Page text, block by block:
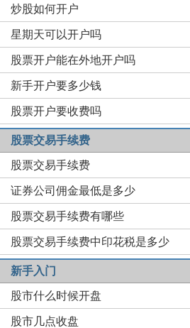
炒股如何开户
星期天可以开户吗
股票开户能在外地开户吗
新手开户要多少钱
股票开户要收费吗
股票交易手续费
股票交易手续费
证券公司佣金最低是多少
股票交易手续费有哪些
股票交易手续费中印花税是多少
新手入门
股市什么时候开盘
股市几点收盘